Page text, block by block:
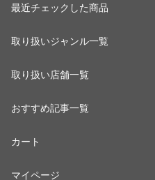
最近チェックした商品
取り扱いジャンル一覧
取り扱い店舗一覧
おすすめ記事一覧
カート
マイページ